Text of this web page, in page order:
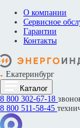
О компании
Сервисное
Гарантии
Контакты
Екатеринбург
Каталог
8 800 302-67-18
8 800 511-58-45